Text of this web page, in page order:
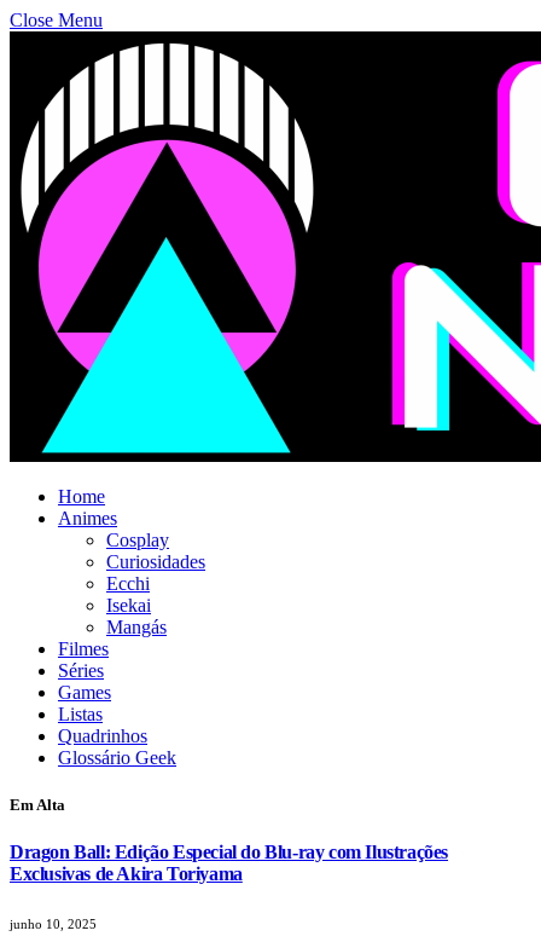
Close Menu
Home
Animes
Cosplay
Curiosidades
Ecchi
Isekai
Mangás
Filmes
Séries
Games
Listas
Quadrinhos
Glossário Geek
Em Alta
Dragon Ball: Edição Especial do Blu-ray com Ilustrações
Exclusivas de Akira Toriyama
junho 10, 2025